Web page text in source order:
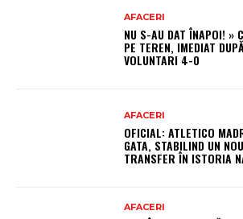
AFACERI
NU S-AU DAT ÎNAPOI! »
PE TEREN, IMEDIAT
VOLUNTARI 4-0
AFACERI
OFICIAL: ATLETICO
GATA, STABILIND UN
TRANSFER ÎN ISTORIA
AFACERI